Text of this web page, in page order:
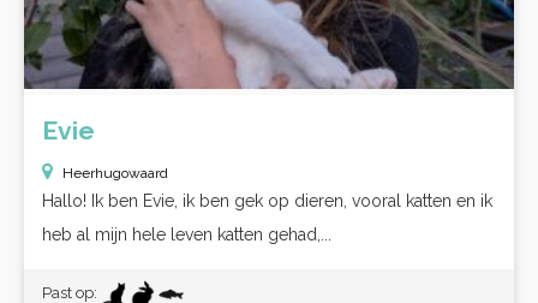
Evie
Heerhugowaard
Hallo! Ik ben Evie, ik ben gek op dieren, vooral katten en ik
heb al mijn hele leven katten gehad,...
Past op: